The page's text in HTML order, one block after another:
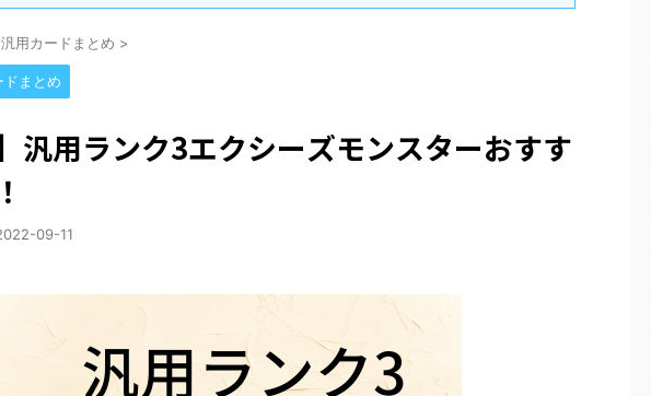
汎用カードまとめ >
ドまとめ
汎用ランク3エクシーズモンスターおすす
09-11